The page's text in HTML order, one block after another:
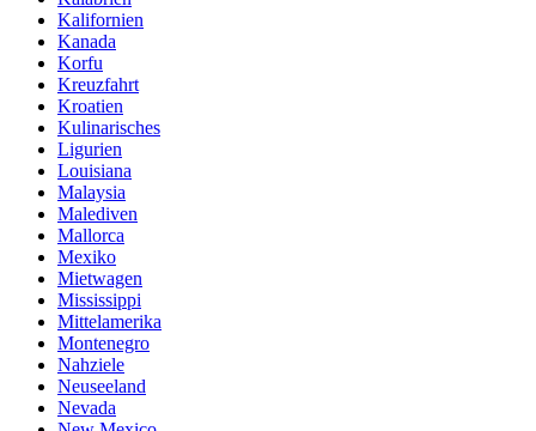
Kalifornien
Kanada
Korfu
Kreuzfahrt
Kroatien
Kulinarisches
Ligurien
Louisiana
Malaysia
Malediven
Mallorca
Mexiko
Mietwagen
Mississippi
Mittelamerika
Montenegro
Nahziele
Neuseeland
Nevada